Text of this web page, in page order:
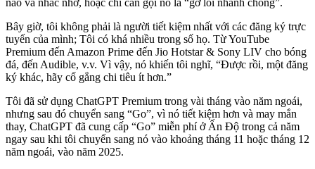
não và nhắc nhở, hoặc chỉ cần gọi nó là “gỡ lỗi nhanh chóng”.
Bây giờ, tôi không phải là người tiết kiệm nhất với các đăng ký trực
tuyến của mình; Tôi có khá nhiều trong số họ. Từ YouTube
Premium đến Amazon Prime đến Jio Hotstar & Sony LIV cho bóng
đá, đến Audible, v.v. Vì vậy, nó khiến tôi nghĩ, “Được rồi, một đăng
ký khác, hãy cố gắng chi tiêu ít hơn.”
Tôi đã sử dụng ChatGPT Premium trong vài tháng vào năm ngoái,
nhưng sau đó chuyển sang “Go”, vì nó tiết kiệm hơn và may mắn
thay, ChatGPT đã cung cấp “Go” miễn phí ở Ấn Độ trong cả năm
ngay sau khi tôi chuyển sang nó vào khoảng tháng 11 hoặc tháng 12
năm ngoái, vào năm 2025.